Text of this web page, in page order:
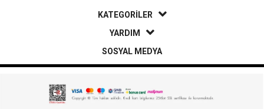
KATEGORİLER
YARDIM
SOSYAL MEDYA